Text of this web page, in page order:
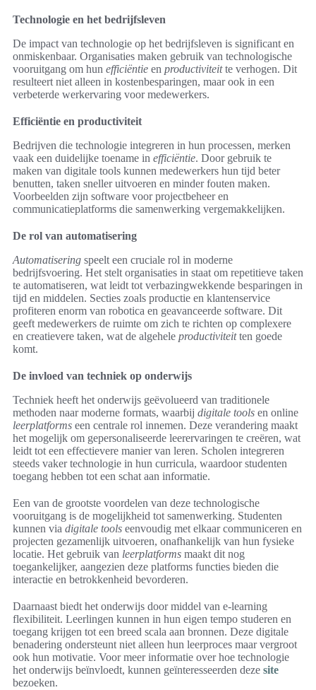
Technologie en het bedrijfsleven
De impact van technologie op het bedrijfsleven is significant en
onmiskenbaar. Organisaties maken gebruik van technologische
vooruitgang om hun efficiëntie en productiviteitte verhogen. Dit
resulteert niet alleen in kostenbesparingen, maar ook in een
verbeterde werkervaring voor medewerkers.
Efficiëntie en productiviteit
Bedrijven die technologie integreren in hun processen, merken
vaak een duidelijke toename in efficiëntie. Door gebruik te
maken van digitale tools kunnen medewerkers hun tijd beter
benutten, taken sneller uitvoeren en minder fouten maken.
Voorbeelden zijn software voor projectbeheer en
communicatieplatforms die samenwerking vergemakkelijken.
De rol van automatisering
Automatisering speelt een cruciale rol in moderne
bedrijfsvoering. Het stelt organisaties in staat om repetitieve taken
te automatiseren, wat leidt tot verbazingwekkende besparingen in
tijd en middelen. Secties zoals productie en klantenservice
profiteren enorm van robotica en geavanceerde software. Dit
geeft medewerkers de ruimte om zich te richten op complexere
en creatievere taken, wat de algehele productiviteitten goede
komt.
De invloed van techniek op onderwijs
Techniek heeft het onderwijs geëvolueerd van traditionele
methoden naar moderne formats, waarbij digitale tools en online
leerplatforms een centrale rol innemen. Deze verandering maakt
het mogelijk om gepersonaliseerde leerervaringen te creëren, wat
leidt tot een effectievere manier van leren. Scholen integreren
steeds vaker technologie in hun curricula, waardoor studenten
toegang hebben tot een schat aan informatie.
Een van de grootste voordelen van deze technologische
vooruitgang is de mogelijkheid tot samenwerking. Studenten
kunnen via digitale tools eenvoudig met elkaar communiceren en
projecten gezamenlijk uitvoeren, onafhankelijk van hun fysieke
locatie. Het gebruik van leerplatforms maakt dit nog
toegankelijker, aangezien deze platforms functies bieden die
interactie en betrokkenheid bevorderen.
Daarnaast biedt het onderwijs door middel van e-learning
flexibiliteit. Leerlingen kunnen in hun eigen tempo studeren en
toegang krijgen tot een breed scala aan bronnen. Deze digitale
benadering ondersteunt niet alleen hun leerproces maar vergroot
ook hun motivatie. Voor meer informatie over hoe technologie
het onderwijs beïnvloedt, kunnen geïnteresseerden deze site
bezoeken.